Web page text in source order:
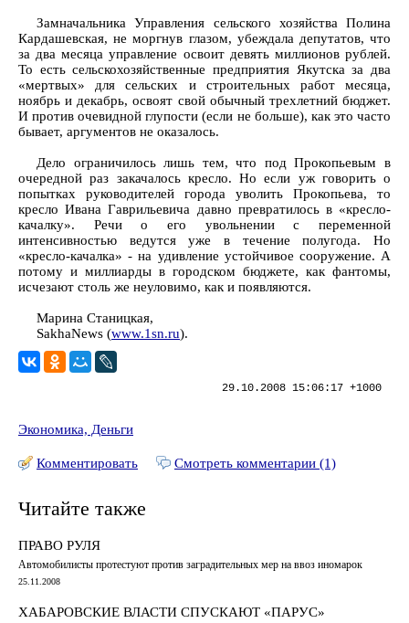
Замначальника Управления сельского хозяйства Полина
Кардашевская, не моргнув глазом, убеждала депутатов, что
за два месяца управление освоит девять миллионов рублей.
То есть сельскохозяйственные предприятия Якутска за два
«мертвых» для сельских и строительных работ месяца,
ноябрь и декабрь, освоят свой обычный трехлетний бюджет.
И против очевидной глупости (если не больше), как это часто
бывает, аргументов не оказалось.
Дело ограничилось лишь тем, что под Прокопьевым в
очередной раз закачалось кресло. Но если уж говорить о
попытках руководителей города уволить Прокопьева, то
кресло Ивана Гаврильевича давно превратилось в «кресло-
качалку». Речи о его увольнении с переменной
интенсивностью ведутся уже в течение полугода. Но
«кресло-качалка» - на удивление устойчивое сооружение. А
потому и миллиарды в городском бюджете, как фантомы,
исчезают столь же неуловимо, как и появляются.
Марина Станицкая,
SakhaNews (www.1sn.ru).
29.10.2008 15:06:17 +1000
Экономика, Деньги
Комментировать Смотреть комментарии (1)
Читайте также
ПРАВО РУЛЯ
Автомобилисты протестуют против заградительных мер на ввоз иномарок
25.11.2008
ХАБАРОВСКИЕ ВЛАСТИ СПУСКАЮТ «ПАРУС»